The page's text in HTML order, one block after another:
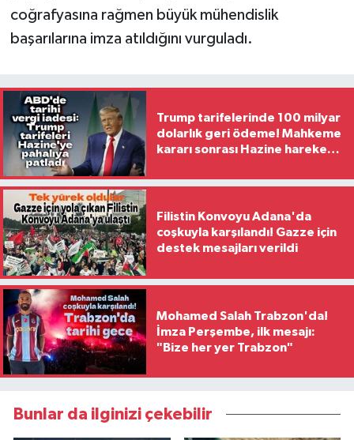
coğrafyasına rağmen büyük mühendislik
başarılarına imza atıldığını vurguladı.
Trump tarifelerinde 100 milyar
dolarlık geri ödeme! Mahkeme
kararı sonrası Hazine harekete
Filistin Konvoyu Adana'da
coşkuyla karşılandı! Gazze için
destek mesajları verildi
Mohamed Salah Trabzon'da!
İmza Perşembe, ilk mesajı:
"Bize her yer Trabzon"
Bunlar da ilginizi çekebilir